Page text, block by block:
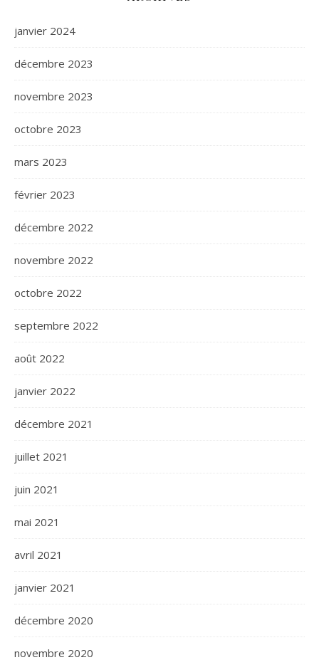
janvier 2024
décembre 2023
novembre 2023
octobre 2023
mars 2023
février 2023
décembre 2022
novembre 2022
octobre 2022
septembre 2022
août 2022
janvier 2022
décembre 2021
juillet 2021
juin 2021
mai 2021
avril 2021
janvier 2021
décembre 2020
novembre 2020